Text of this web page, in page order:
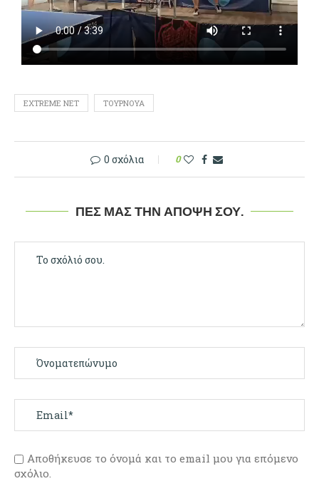
EXTREME NET ΤΟΥΡΝΟΥΆ
0 σχόλια 0
ΠΕΣ ΜΑΣ ΤΗΝ ΆΠΟΨΉ ΣΟΥ.
Αποθήκευσε το όνομά και το email μου για επόμενο
σχόλιο.